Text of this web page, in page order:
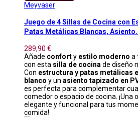
Meyvaser
Juego de 4 Sillas de Cocina con
Patas Metálicas Blancas,
289,90 €
Añade conforty estilo moderno a
con esta silla de cocina de diseño
Con estructura y patas metálicas
blanco y un asiento tapizado en
es perfecta para complementar
comedor o espacio de cocina. ¡Una
elegante y funcional para tus
comida!